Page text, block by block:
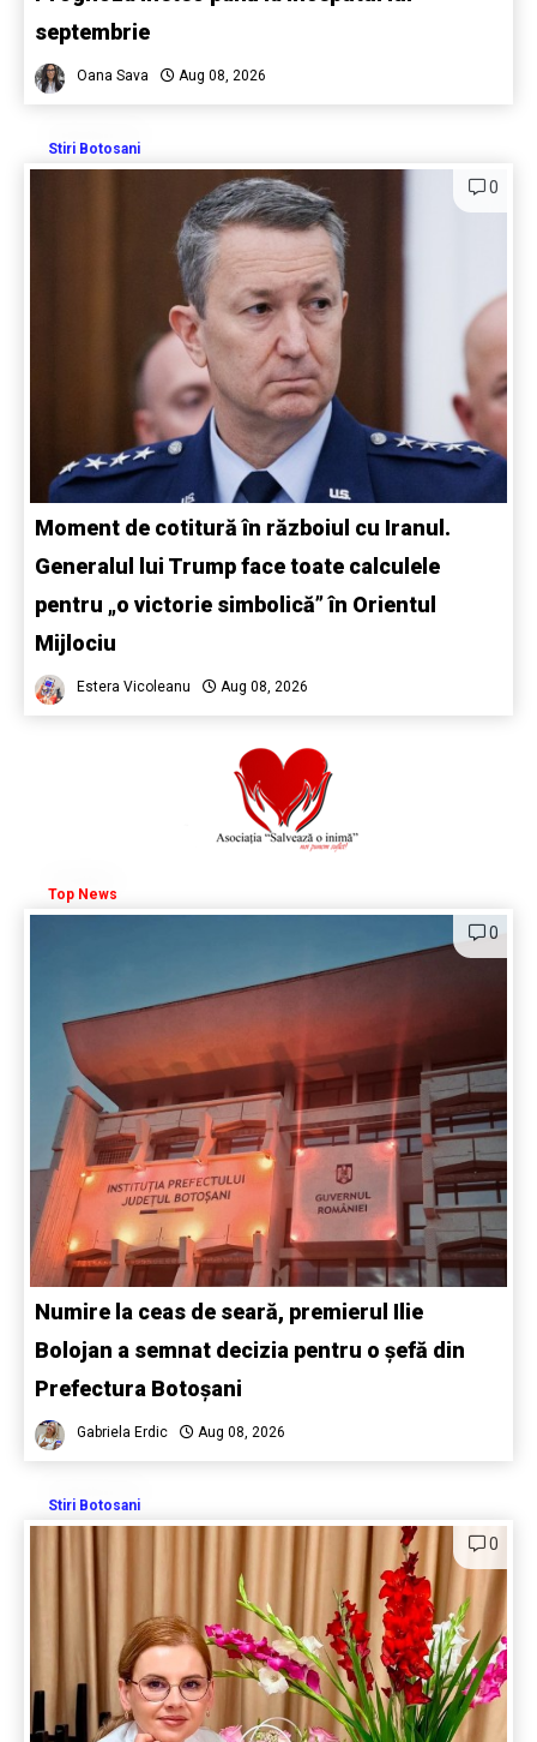
septembrie
Oana Sava Aug 08, 2026
Stiri Botosani
0
Moment de cotitură în războiul cu Iranul.
Generalul lui Trump face toate calculele
pentru „o victorie simbolică” în Orientul
Mijlociu
Estera Vicoleanu Aug 08, 2026
Top News
0
Numire la ceas de seară, premierul Ilie
Bolojan a semnat decizia pentru o șefă din
Prefectura Botoșani
Gabriela Erdic Aug 08, 2026
Stiri Botosani
0